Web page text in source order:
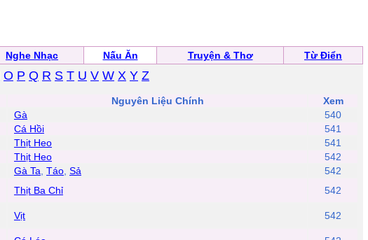
Nghe Nhạc Nấu Ăn Truyện & Thơ
Từ Điển
O P Q R S T U V W X Y Z
Nguyên Liệu Chính
Xem
Gà
540
Cá Hồi
541
Thịt Heo
541
Thịt Heo
542
Gà Ta Táo Sả
542
Thịt Ba Chỉ
542
Vịt
542